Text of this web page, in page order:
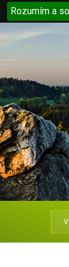
Rozumím a